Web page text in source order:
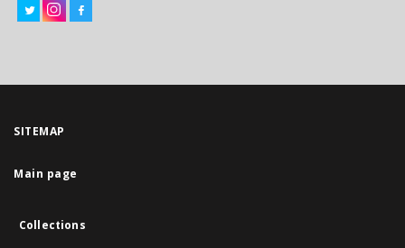
SITEMAP
Main page
Collections